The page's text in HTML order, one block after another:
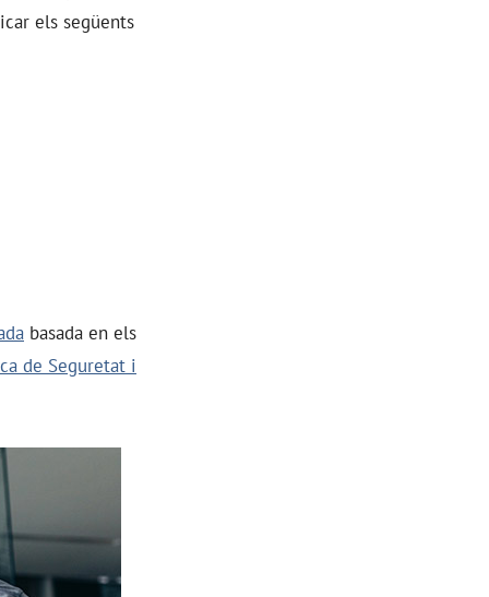
els següents
basada en els
de Seguretat i